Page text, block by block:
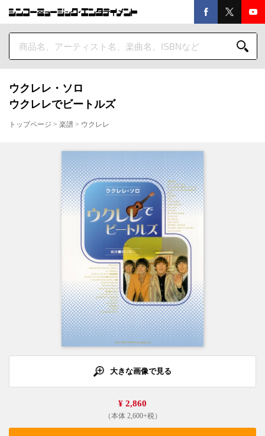
ウクレレ・ソロ
ウクレレでビートルズ
トップページ > 楽譜 > ウクレレ
大きな画像で見る
¥ 2,860
（本体 2,600+税）